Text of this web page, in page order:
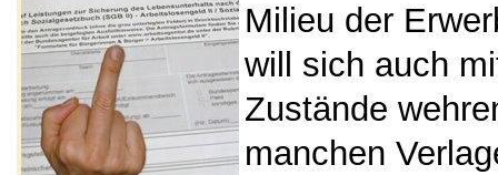
Milieu der
will sich auch
Zustände
manchen